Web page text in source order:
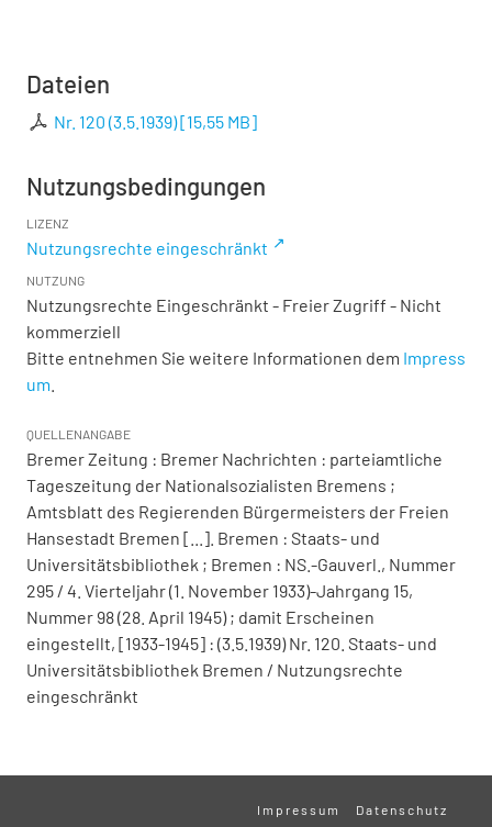
Dateien
Nr. 120 (3.5.1939)[15,55 MB]
Nutzungsbedingungen
LIZENZ
Nutzungsrechte eingeschränkt
NUTZUNG
Nutzungsrechte Eingeschränkt - Freier Zugriff - Nicht
kommerziell
Bitte entnehmen Sie weitere Informationen dem Impress
um
QUELLENANGABE
Bremer Zeitung : Bremer Nachrichten : parteiamtliche
Tageszeitung der Nationalsozialisten Bremens ;
Amtsblatt des Regierenden Bürgermeisters der Freien
Hansestadt Bremen [...]. Bremen : Staats- und
Universitätsbibliothek ; Bremen : NS.-Gauverl., Nummer
295 / 4. Vierteljahr (1. November 1933)-Jahrgang 15,
Nummer 98 (28. April 1945) ; damit Erscheinen
eingestellt, [1933-1945] : (3.5.1939) Nr. 120. Staats- und
Universitätsbibliothek Bremen / Nutzungsrechte
eingeschränkt
Impressum Datenschutz